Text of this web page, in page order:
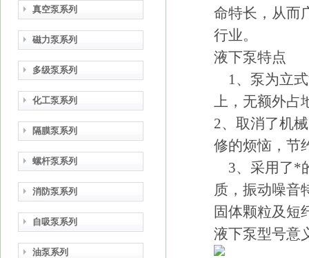
真空泵系列
磁力泵系列
多级泵系列
化工泵系列
隔膜泵系列
螺杆泵系列
消防泵系列
自吸泵系列
油泵系列
命特长，从而
行业。
液下泵特点
1、泵为立式
上，无额外占
2、取消了机
修的烦恼，节
3、采用了*
质，振动噪音
固体颗粒及短
液下泵型号意